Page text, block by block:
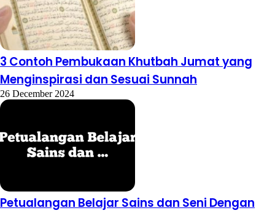
3 Contoh Pembukaan Khutbah Jumat yang
Menginspirasi dan Sesuai Sunnah
26 December 2024
Petualangan Belajar Sains dan Seni Dengan